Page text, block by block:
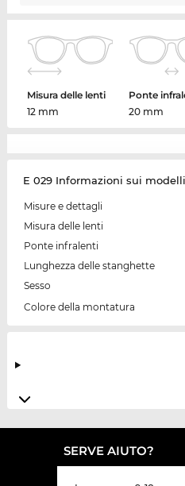
Misura delle lenti
12 mm
Ponte
20 mm
E 029 Informazioni sui modelli
Misure e dettagli
Misura delle lenti
Ponte infralenti
Lunghezza delle stanghette
Sesso
Colore della montatura
SERVE AIUTO?